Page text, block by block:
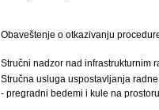
Obaveštenje o otkazivanju
Stručni nadzor nad infrastrukturnim
Stručna usluga uspostavljanja
- pregradni bedemi i kule na